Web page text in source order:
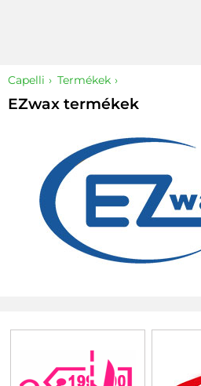
Capelli Termékek
EZwax termékek